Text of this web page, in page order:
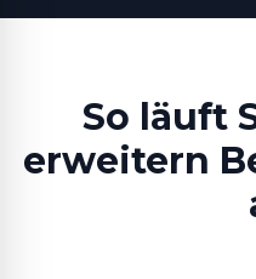
So läuft
erweitern